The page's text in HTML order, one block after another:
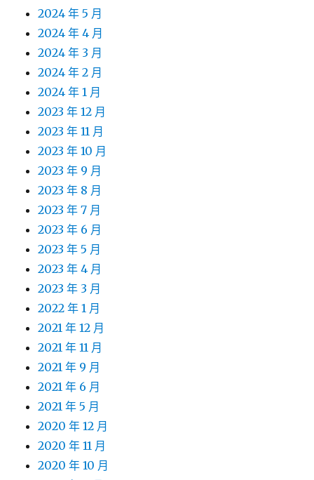
2024 年 5 月
2024 年 4 月
2024 年 3 月
2024 年 2 月
2024 年 1 月
2023 年 12 月
2023 年 11 月
2023 年 10 月
2023 年 9 月
2023 年 8 月
2023 年 7 月
2023 年 6 月
2023 年 5 月
2023 年 4 月
2023 年 3 月
2022 年 1 月
2021 年 12 月
2021 年 11 月
2021 年 9 月
2021 年 6 月
2021 年 5 月
2020 年 12 月
2020 年 11 月
2020 年 10 月